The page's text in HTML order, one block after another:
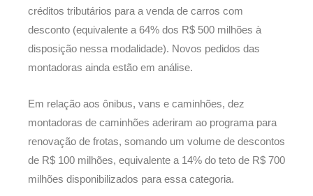
créditos tributários para a venda de carros com
desconto (equivalente a 64% dos R$ 500 milhões à
disposição nessa modalidade). Novos pedidos das
montadoras ainda estão em análise.
Em relação aos ônibus, vans e caminhões, dez
montadoras de caminhões aderiram ao programa para
renovação de frotas, somando um volume de descontos
de R$ 100 milhões, equivalente a 14% do teto de R$ 700
milhões disponibilizados para essa categoria.